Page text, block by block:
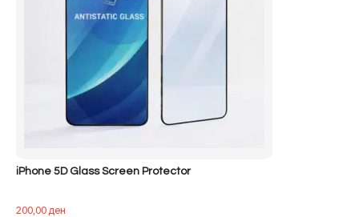
iPhone 5D Glass Screen Protector
200,00ден